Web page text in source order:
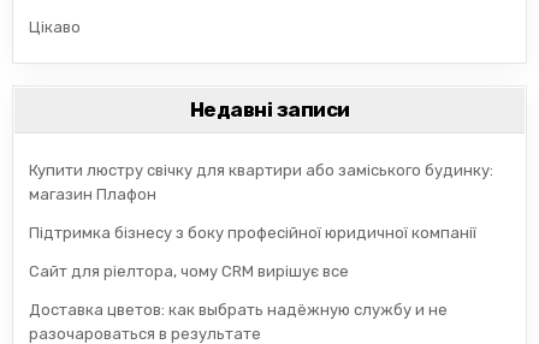
Цікаво
Недавні записи
Купити люстру свічку для квартири або заміського будинку:
магазин Плафон
Підтримка бізнесу з боку професійної юридичної компанії
Сайт для ріелтора, чому CRM вирішує все
Доставка цветов: как выбрать надёжную службу и не
разочароваться в результате